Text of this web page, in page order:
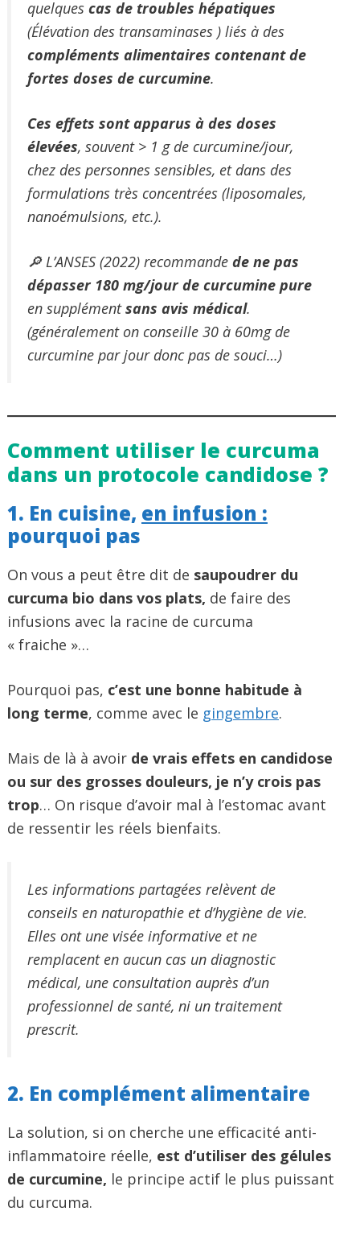
quelques cas de troubles hépatiques
(Élévation des transaminases ) liés à des
compléments alimentaires contenant de
fortes doses de curcumine.
Ces effets sont apparus à des doses
élevées, souvent > 1 g de curcumine/jour,
chez des personnes sensibles, et dans des
formulations très concentrées (liposomales,
nanoémulsions, etc.).
🔎 L’ANSES (2022) recommande de ne pas
dépasser 180 mg/jour de curcumine pure
en supplémentsans avis médical.
(généralement on conseille 30 à 60mg de
curcumine par jour donc pas de souci…)
Comment utiliser le curcuma
dans un protocole candidose ?
1. En cuisine, en infusion :
pourquoi pas
On vous a peut être dit de saupoudrer du
curcuma bio dans vos plats, de faire des
infusions avec la racine de curcuma
« fraiche »…
Pourquoi pas, c’est une bonne habitude à
long terme, comme avec le gingembre.
Mais de là à avoir de vrais effets en candidose
ou sur des grosses douleurs, je n’y crois pas
trop… On risque d’avoir mal à l’estomac avant
de ressentir les réels bienfaits.
Les informations partagées relèvent de
conseils en naturopathie et d’hygiène de vie.
Elles ont une visée informative et ne
remplacent en aucun cas un diagnostic
médical, une consultation auprès d’un
professionnel de santé, ni un traitement
prescrit.
2. En complément alimentaire
La solution, si on cherche une efficacité anti-
inflammatoire réelle, est d’utiliser des gélules
de curcumine, le principe actif le plus puissant
du curcuma.